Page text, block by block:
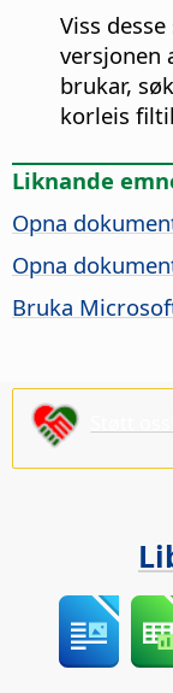
Viss
versjonen
brukar,
korleis
Liknande
Opna
Opna
Bruka